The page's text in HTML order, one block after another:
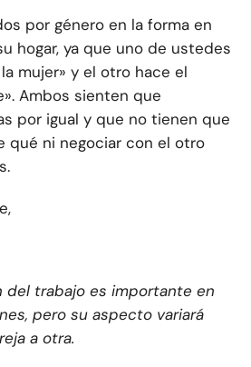
por género en la forma en
hogar, ya que uno de ustedes
mujer» y el otro hace el
Ambos sienten que
por igual y que no tienen que
qué ni negociar con el otro
del trabajo es importante en
pero su aspecto variará
a otra.